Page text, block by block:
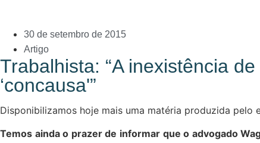
30 de setembro de 2015
Artigo
Trabalhista: “A inexistência
‘concausa'”
Disponibilizamos hoje mais uma matéria produzida pelo
Temos ainda o prazer de informar que o advogado